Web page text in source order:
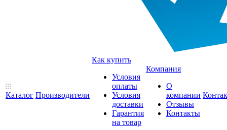
Каталог Производители
Как купить
Условия
оплаты
Условия
доставки
Гарантия
на товар
Компания
О
компании
Отзывы
Контакты